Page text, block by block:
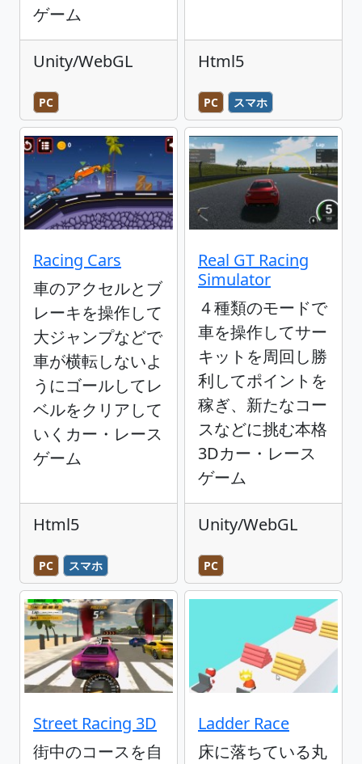
ゲーム
Unity/WebGL
PC
Html5
PC スマホ
Racing Cars
車のアクセルとブ
レーキを操作して
大ジャンプなどで
車が横転しないよ
うにゴールしてレ
ベルをクリアして
いくカー・レース
ゲーム
Html5
PC スマホ
Real GT Racing
Simulator
４種類のモードで
車を操作してサー
キットを周回し勝
利してポイントを
稼ぎ、新たなコー
スなどに挑む本格
3Dカー・レース
ゲーム
Unity/WebGL
PC
Street Racing 3D
街中のコースを自
Ladder Race
床に落ちている丸